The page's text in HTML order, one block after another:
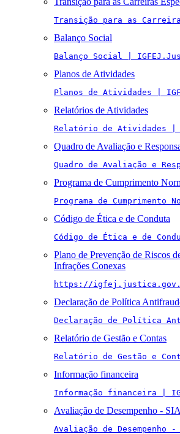
Transição para as
Balanço Social
Balanço Social |
Planos de Atividades
Planos de Atividades |
Relatórios de Atividades
Relatório de Atividades |
Quadro de Avaliação e
Quadro de Avaliação e
Programa de Cumprimento
Programa de Cumprimento
Código de Ética e de Conduta
Código de Ética e de
Plano de Prevenção de Riscos
Infrações Conexas
https://
Declaração de Política
Declaração de Política
Relatório de Gestão e Contas
Relatório de Gestão e
Informação financeira
Informação financeira |
Avaliação de Desempenho -
Avaliação de Desempenho -